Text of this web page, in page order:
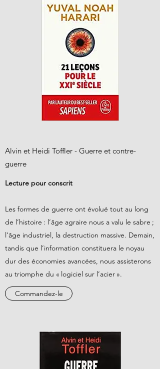
Alvin et Heidi Toffler - Guerre et contre-
guerre
Lecture pour conscrit
Les formes de guerre ont évolué tout au long
de l’histoire : l’âge agraire nous a valu le sabre ;
l’âge industriel, la destruction massive. Demain,
tandis que l’information constituera le noyau
dur des économies avancées, nous assisterons
au triomphe du « logiciel sur l’acier ».
Commandez-le